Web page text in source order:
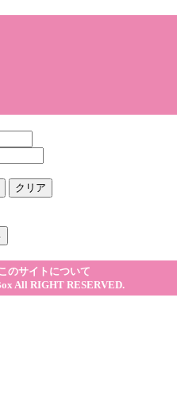
のサイトについて
All RIGHT RESERVED.